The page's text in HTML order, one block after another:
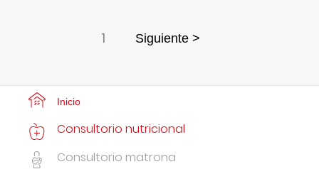
1 Siguiente >
Inicio
Consultorio nutricional
Consultorio matrona